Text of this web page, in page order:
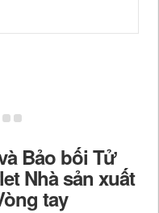
Bảo bối Tử
Nhà sản xuất
tay